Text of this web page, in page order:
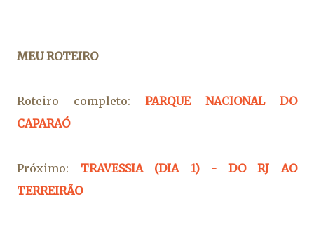
MEU ROTEIRO
Roteiro completo: PARQUE NACIONAL DO
CAPARAÓ
Próximo: TRAVESSIA (DIA 1) - DO RJ AO
TERREIRÃO